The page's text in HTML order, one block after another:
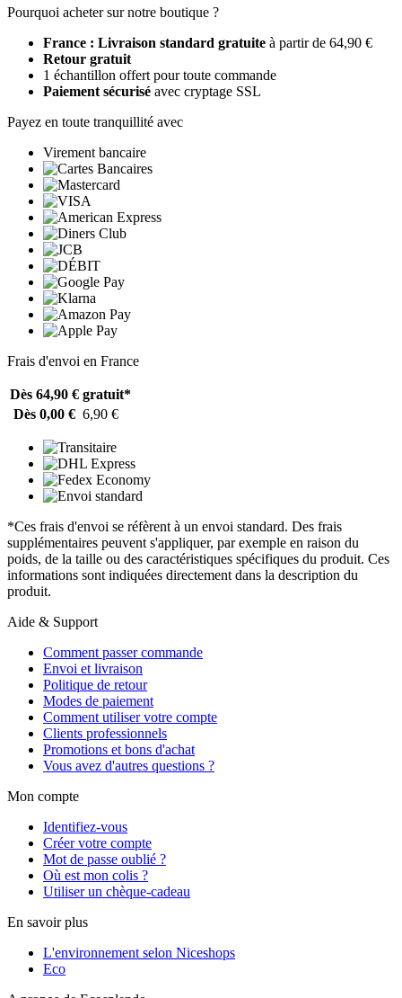
Pourquoi acheter sur notre boutique ?
France : Livraison standard gratuite à partir de 64,90 €
Retour gratuit
1 échantillon offert pour toute commande
Paiement sécurisé avec cryptage SSL
Payez en toute tranquillité avec
Virement bancaire
Frais d'envoi en France
Dès 64,90 € gratuit*
Dès 0,00 € 6,90 €
*Ces frais d'envoi se réfèrent à un envoi standard. Des frais
supplémentaires peuvent s'appliquer, par exemple en raison du
poids, de la taille ou des caractéristiques spécifiques du produit. Ces
informations sont indiquées directement dans la description du
produit.
Aide & Support
Comment passer commande
Envoi et livraison
Politique de retour
Modes de paiement
Comment utiliser votre compte
Clients professionnels
Promotions et bons d'achat
Vous avez d'autres questions ?
Mon compte
Identifiez-vous
Créer votre compte
Mot de passe oublié ?
Où est mon colis ?
Utiliser un chèque-cadeau
En savoir plus
L'environnement selon Niceshops
Eco